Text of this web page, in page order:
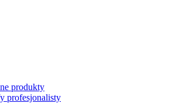
produkty
profesjonalisty